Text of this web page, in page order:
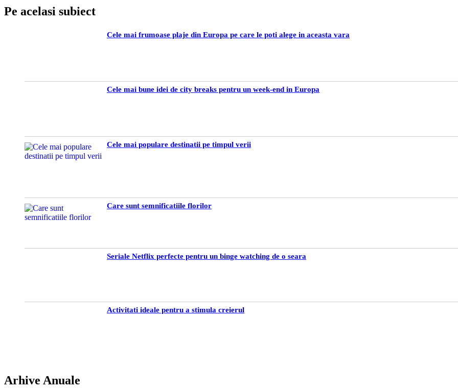
Pe acelasi subiect
Cele mai frumoase plaje din Europa pe care le poti alege in aceasta vara
Cele mai bune idei de city breaks pentru un week-end in Europa
Cele mai populare destinatii pe timpul verii
Care sunt semnificatiile florilor
Seriale Netflix perfecte pentru un binge watching de o seara
Activitati ideale pentru a stimula creierul
Arhive Anuale